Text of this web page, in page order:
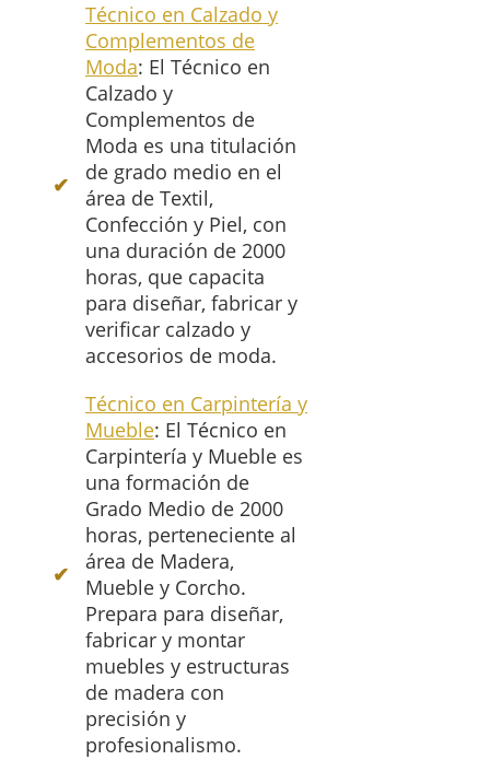
Técnico en Calzado y
Complementos de
Moda: El Técnico en
Calzado y
Complementos de
Moda es una titulación
de grado medio en el
área de Textil,
Confección y Piel, con
una duración de 2000
horas, que capacita
para diseñar, fabricar y
verificar calzado y
accesorios de moda.
Técnico en Carpintería y
Mueble: El Técnico en
Carpintería y Mueble es
una formación de
Grado Medio de 2000
horas, perteneciente al
área de Madera,
Mueble y Corcho.
Prepara para diseñar,
fabricar y montar
muebles y estructuras
de madera con
precisión y
profesionalismo.